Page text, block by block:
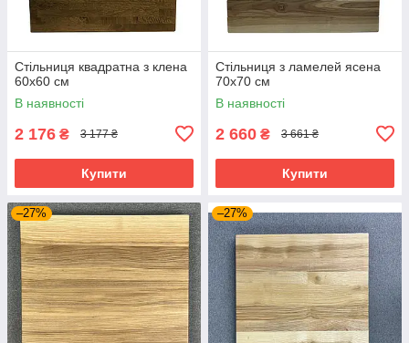
Стільниця квадратна з клена
60х60 см
В наявності
2 176 ₴ 3 177 ₴
Купити
Стільниця з ламелей ясена
70х70 см
В наявності
2 660 ₴ 3 661 ₴
Купити
–27% –27%